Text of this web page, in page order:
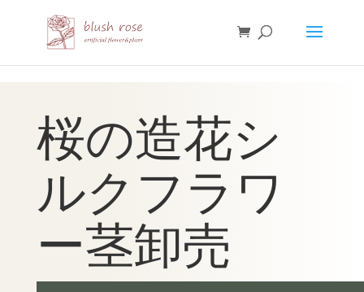
桜の造花シ
ルクフラワ
ー茎卸売